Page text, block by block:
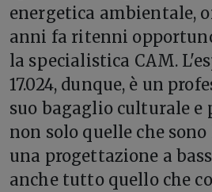
energetica ambientale,
anni fa ritenni
la specialistica CAM.
17.024, dunque, è un
suo bagaglio culturale e
non solo quelle che
una progettazione a
anche tutto quello che